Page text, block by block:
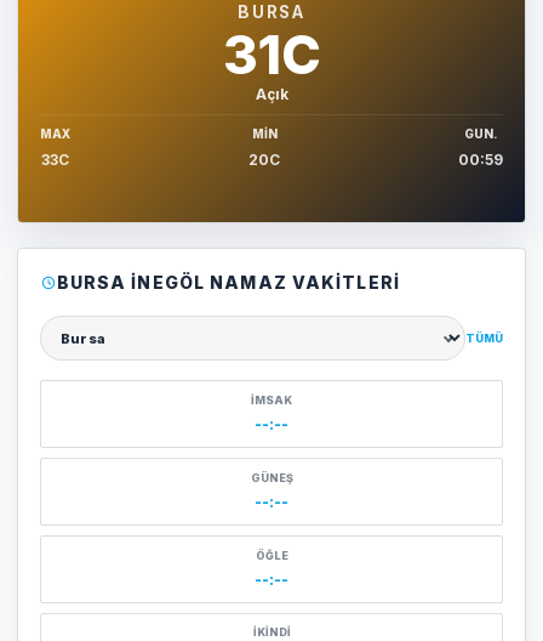
BURSA
31C
Açık
MAX
33C
MIN
20C
GUN.
00:59
BURSA İNEGÖL NAMAZ VAKITLERI
Şehir seçin
TÜMÜ
İMSAK
--:--
GÜNEŞ
--:--
ÖĞLE
--:--
İKINDI